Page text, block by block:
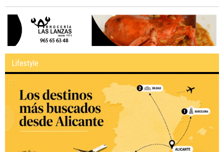
Lifestyle